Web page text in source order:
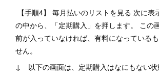
【手順4】 毎月払いのリストを見る 次に表
の中から、「定期購入」を押します。 この
前が入っていなければ、有料になっている
せん。
↓ 以下の画面は、定期購入はなにもない状